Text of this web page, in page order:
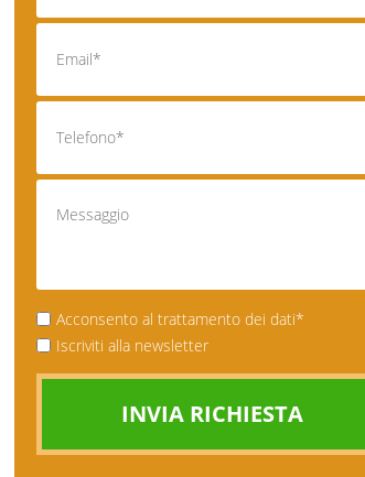
Acconsento al trattamento dei dati*
Iscriviti alla newsletter
INVIA RICHIESTA